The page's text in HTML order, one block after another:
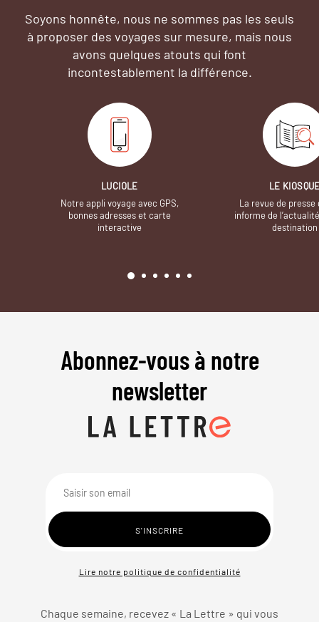
Soyons honnête, nous ne sommes pas les seuls
à proposer des voyages sur mesure, mais nous
avons quelques atouts qui font
incontestablement la différence.
LUCIOLE
Notre appli voyage avec GPS,
bonnes adresses et carte
interactive
LE
La revue de presse
informe de
destination
Abonnez-vous à notre
newsletter
Lire notre politique de confidentialité
Chaque semaine, recevez « La Lettre » qui vous